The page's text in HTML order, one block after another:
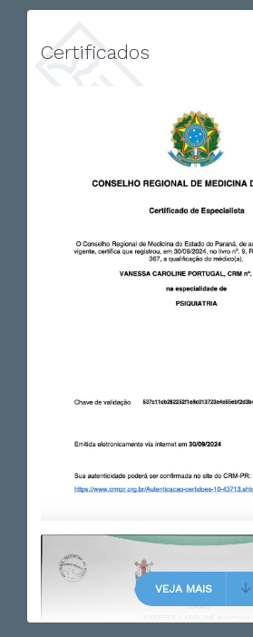
Certificados
VEJA MAIS